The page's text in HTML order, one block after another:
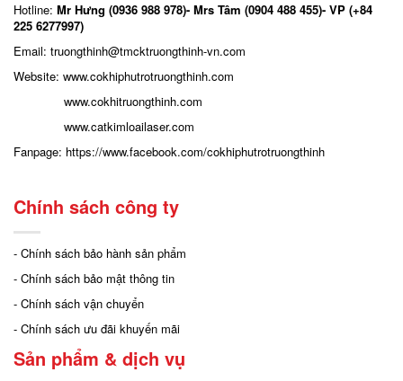
Hotline: Mr Hưng (0936 988 978)- Mrs Tâm (0904 488 455)- VP (+84
225 6277997)
Email: truongthinh@tmcktruongthinh-vn.com
Website: www.cokhiphutrotruongthinh.com
www.cokhitruongthinh.com
www.catkimloailaser.com
Fanpage: https://www.facebook.com/cokhiphutrotruongthinh
Chính sách công ty
- Chính sách bảo hành sản phẩm
- Chính sách bảo mật thông tin
- Chính sách vận chuyển
- Chính sách ưu đãi khuyến mãi
Sản phẩm & dịch vụ